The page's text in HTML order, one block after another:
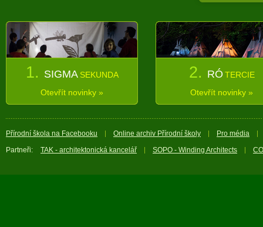
1. SIGMA SEKUNDA
Otevřít novinky »
2. RÓ TERCIE
Otevřít novinky »
Přírodní škola na Facebooku Online archiv Přírodní školy
Pro média
Partneři:
TAK - architektonická kancelář SOPO - Winding Architects